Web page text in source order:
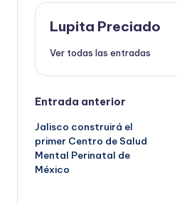
Lupita Preciado
Ver todas las entradas
Navegación
de
entradas
Entrada anterior
Jalisco construirá el
primer Centro de Salud
Mental Perinatal de
México